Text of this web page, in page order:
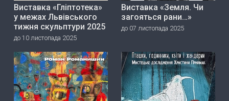
Виставка «Гліптотека»
у межах Львівського
тижня скульптури 2025
до 10 листопада 2025
Виставка «Земля. Чи
загояться рани…»
до 07 листопада 2025